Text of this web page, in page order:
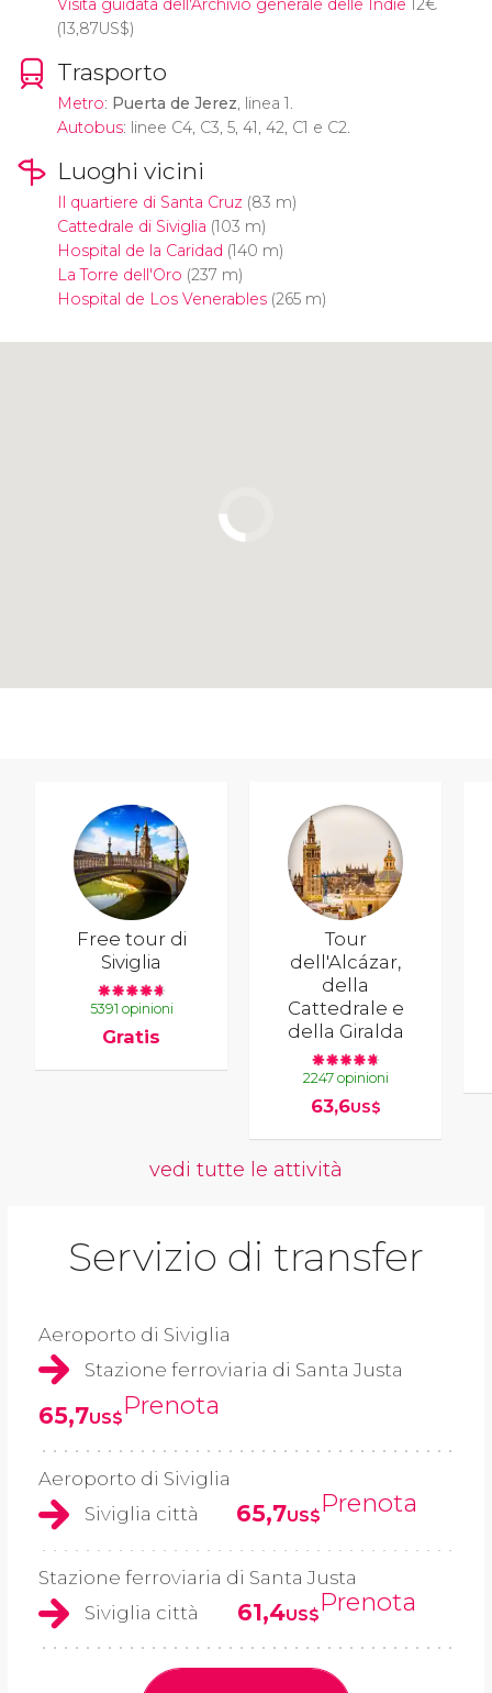
Visita guidata dell'Archivio generale delle Indie 12€
(13,87US$)
Trasporto
Metro: Puerta de Jerez, linea 1.
Autobus: linee C4, C3, 5, 41, 42, C1 e C2.
Luoghi vicini
Il quartiere di Santa Cruz (83 m)
Cattedrale di Siviglia (103 m)
Hospital de la Caridad (140 m)
La Torre dell'Oro (237 m)
Hospital de Los Venerables(265 m)
Free tour di
Siviglia
5391 opinioni
Gratis
Tour
dell'Alcázar,
della
Cattedrale e
della Giralda
2247 opinioni
63,6US$
vedi tutte le attività
Servizio di transfer
Aeroporto di Siviglia
Stazione ferroviaria di Santa Justa
65,7US$Prenota
Aeroporto di Siviglia
Siviglia città
65,7US$Prenota
Stazione ferroviaria di Santa Justa
Siviglia città
61,4US$Prenota